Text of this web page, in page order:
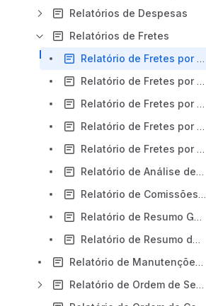
Relatórios de Despesas
Relatórios de Fretes
Relatório de Fretes por Veículo
Relatório de Fretes por Motorista
Relatório de Fretes por Motorista com Adiantamentos e Devoluções
Relatório de Fretes por Cliente
Relatório de Fretes por Fornecedor
Relatório de Análise de Fretes
Relatório de Comissões de Motorista
Relatório de Resumo Geral de Fretes
Relatório de Resumo de Viagens
Relatório de Manutenções Preventivas e Periódicas por Veículo
Relatório de Ordem de Serviço